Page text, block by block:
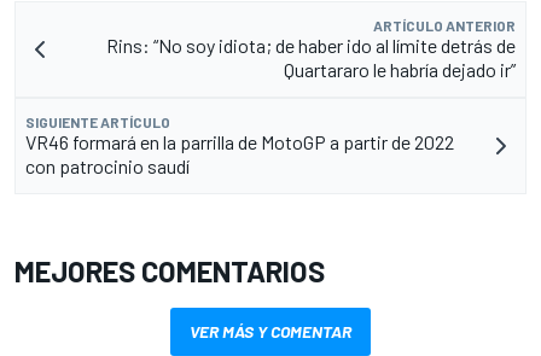
ARTÍCULO ANTERIOR
Rins: “No soy idiota; de haber ido al límite detrás de
Quartararo le habría dejado ir”
SIGUIENTE ARTÍCULO
VR46 formará en la parrilla de MotoGP a partir de 2022
con patrocinio saudí
MEJORES COMENTARIOS
VER MÁS Y COMENTAR